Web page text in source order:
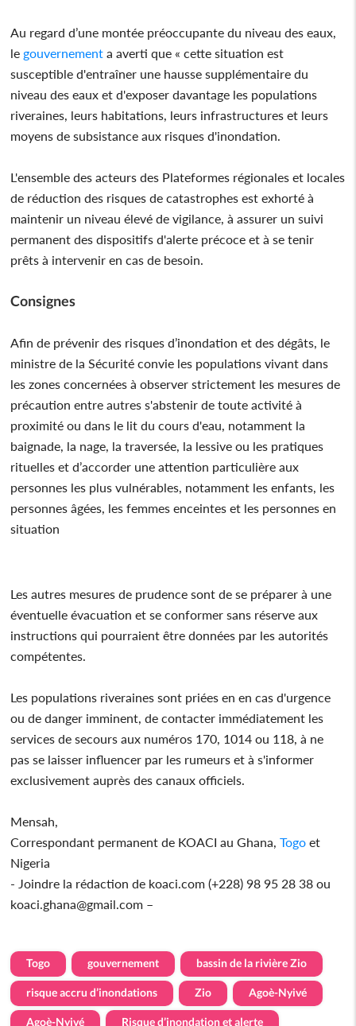
Au regard d’une montée préoccupante du niveau des eaux,
le gouvernement a averti que « cette situation est
susceptible d'entraîner une hausse supplémentaire du
niveau des eaux et d'exposer davantage les populations
riveraines, leurs habitations, leurs infrastructures et leurs
moyens de subsistance aux risques d'inondation.
L'ensemble des acteurs des Plateformes régionales et locales
de réduction des risques de catastrophes est exhorté à
maintenir un niveau élevé de vigilance, à assurer un suivi
permanent des dispositifs d'alerte précoce et à se tenir
prêts à intervenir en cas de besoin.
Consignes
Afin de prévenir des risques d’inondation et des dégâts, le
ministre de la Sécurité convie les populations vivant dans
les zones concernées à observer strictement les mesures de
précaution entre autres s'abstenir de toute activité à
proximité ou dans le lit du cours d'eau, notamment la
baignade, la nage, la traversée, la lessive ou les pratiques
rituelles et d’accorder une attention particulière aux
personnes les plus vulnérables, notamment les enfants, les
personnes âgées, les femmes enceintes et les personnes en
situation
Les autres mesures de prudence sont de se préparer à une
éventuelle évacuation et se conformer sans réserve aux
instructions qui pourraient être données par les autorités
compétentes.
Les populations riveraines sont priées en en cas d'urgence
ou de danger imminent, de contacter immédiatement les
services de secours aux numéros 170, 1014 ou 118, à ne
pas se laisser influencer par les rumeurs et à s'informer
exclusivement auprès des canaux officiels.
Mensah,
Correspondant permanent de KOACI au Ghana,Togo et
Nigeria
- Joindre la rédaction de koaci.com (+228) 98 95 28 38 ou
koaci.ghana@gmail.com –
Togo gouvernement bassin de la rivière Zio
risque accru d’inondations Zio Agoè-Nyivé
Agoè-Nyivé Risque d’inondation et alerte